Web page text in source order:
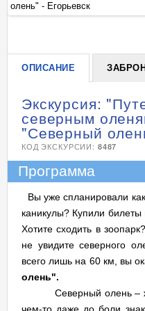
олень" - Егорьевск
ОПИСАНИЕ
Экскурсия:
северным
"Северный
КОД ЭКСКУРСИИ: 8487
Программа
Вы уже спланировали
каникулы? Купили
Хотите сходить в
не увидите северного
всего лишь на 60 км, вы
олень".
Северный олень –